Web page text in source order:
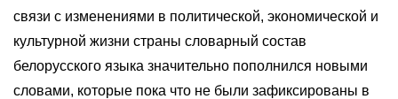
связи с изменениями в политической, экономической и
культурной жизни страны словарный состав
белорусского языка значительно пополнился новыми
словами, которые пока что не были зафиксированы в